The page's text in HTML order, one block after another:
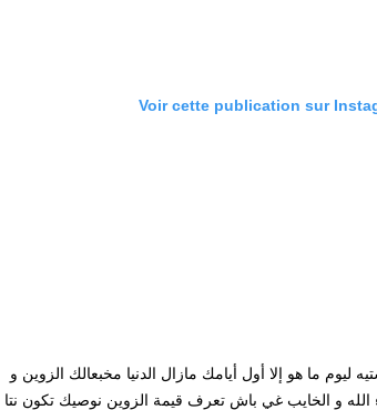
Voir cette publication sur
ما هو إلا أول أيامك مازال الدنيا مخبعالك الزوين و
الله و الخايب غي باش تعرف قيمة الزوين نوصيك تكون نتا